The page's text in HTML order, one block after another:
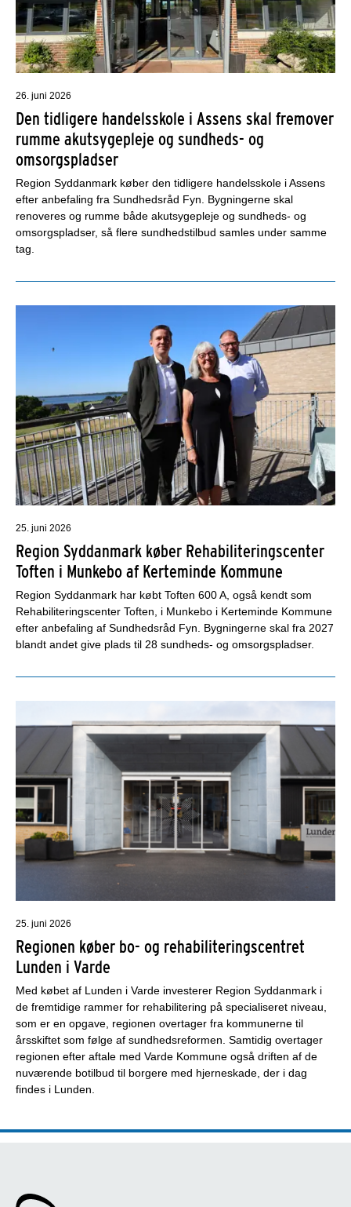
26. juni 2026
Den tidligere handelsskole i Assens skal fremover
rumme akutsygepleje og sundheds- og
omsorgspladser
Region Syddanmark køber den tidligere handelsskole i Assens
efter anbefaling fra Sundhedsråd Fyn. Bygningerne skal
renoveres og rumme både akutsygepleje og sundheds- og
omsorgspladser, så flere sundhedstilbud samles under samme
tag.
25. juni 2026
Region Syddanmark køber Rehabiliteringscenter
Toften i Munkebo af Kerteminde Kommune
Region Syddanmark har købt Toften 600 A, også kendt som
Rehabiliteringscenter Toften, i Munkebo i Kerteminde Kommune
efter anbefaling af Sundhedsråd Fyn. Bygningerne skal fra 2027
blandt andet give plads til 28 sundheds- og omsorgspladser.
25. juni 2026
Regionen køber bo- og rehabiliteringscentret
Lunden i Varde
Med købet af Lunden i Varde investerer Region Syddanmark i
de fremtidige rammer for rehabilitering på specialiseret niveau,
som er en opgave, regionen overtager fra kommunerne til
årsskiftet som følge af sundhedsreformen. Samtidig overtager
regionen efter aftale med Varde Kommune også driften af de
nuværende botilbud til borgere med hjerneskade, der i dag
findes i Lunden.